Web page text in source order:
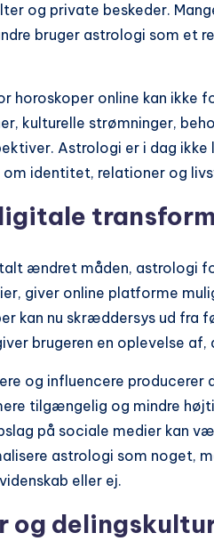
og private beskeder.
bruger astrologi som et
horoskoper online kan ikke
kulturelle strømninger,
Astrologi er i dag
identitet, relationer og
ændret måden, astrologi
giver online platforme
kan nu skræddersys ud fra
brugeren en oplevelse
og influencere
tilgængelig og mindre
på sociale medier kan
astrologi som noget,
eller ej.
og